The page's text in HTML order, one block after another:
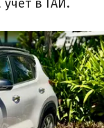
в ГАИ.